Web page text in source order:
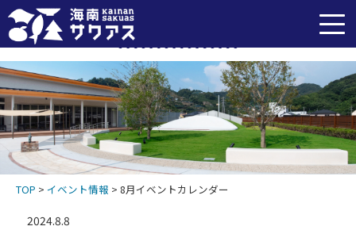
イベント情報
TOP > イベント情報 > 8月イベントカレンダー
2024.8.8